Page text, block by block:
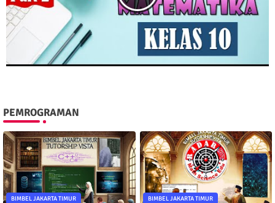
PEMROGRAMAN
BIMBEL JAKARTA TIMUR BIMBEL JAKARTA TIMUR